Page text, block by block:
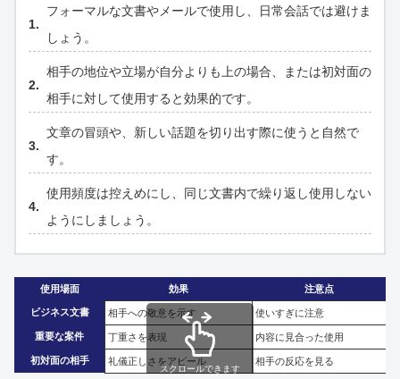
フォーマルな文書やメールで使用し、日常会話では避けま
しょう。
相手の地位や立場が自分よりも上の場合、または初対面の
相手に対して使用すると効果的です。
文章の冒頭や、新しい話題を切り出す際に使うと自然で
す。
使用頻度は控えめにし、同じ文書内で繰り返し使用しない
ようにしましょう。
使用場面 効果 注意点
ビジネス文書 相手への敬意を示す 使いすぎに注意
重要な案件 丁重さを表現 内容に見合った使用
初対面の相手 礼儀正しさをアピール 相手の反応を見る
スクロールできます